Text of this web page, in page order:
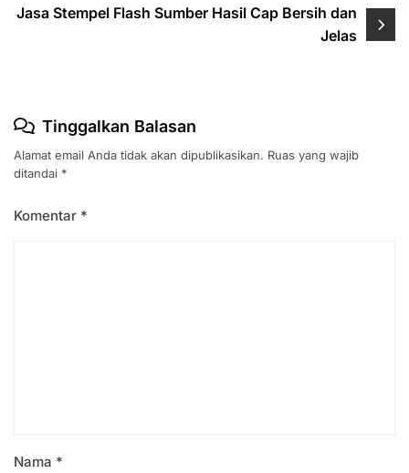
Jasa Stempel Flash Sumber Hasil Cap Bersih dan
Jelas
Tinggalkan Balasan
Alamat email Anda tidak akan dipublikasikan. Ruas yang wajib
ditandai *
Komentar *
Nama *